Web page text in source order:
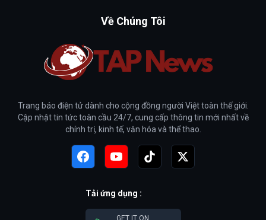
Về Chúng Tôi
Trang báo điện tử dành cho cộng đồng người Việt toàn thế giới.
Cập nhật tin tức toàn cầu 24/7, cung cấp thông tin mới nhất về
chính trị, kinh tế, văn hóa và thể thao.
Tải ứng dụng :
GET IT ON